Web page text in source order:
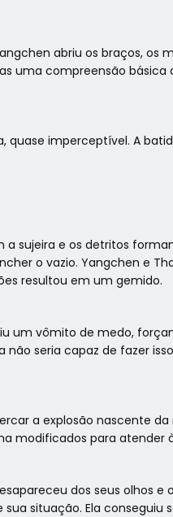
abriu os braços, os
uma compreensão
quase imperceptível. A
a sujeira e os detritos
o vazio. Yangchen e
resultou em um gemido.
um vômito de medo,
seria capaz de fazer
a explosão nascente
modificados para atender
dos seus olhos
situação. Ela conseguiu